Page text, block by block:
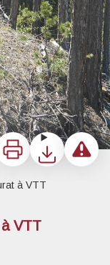
TéléchargerSignaler
à VTT
VTT